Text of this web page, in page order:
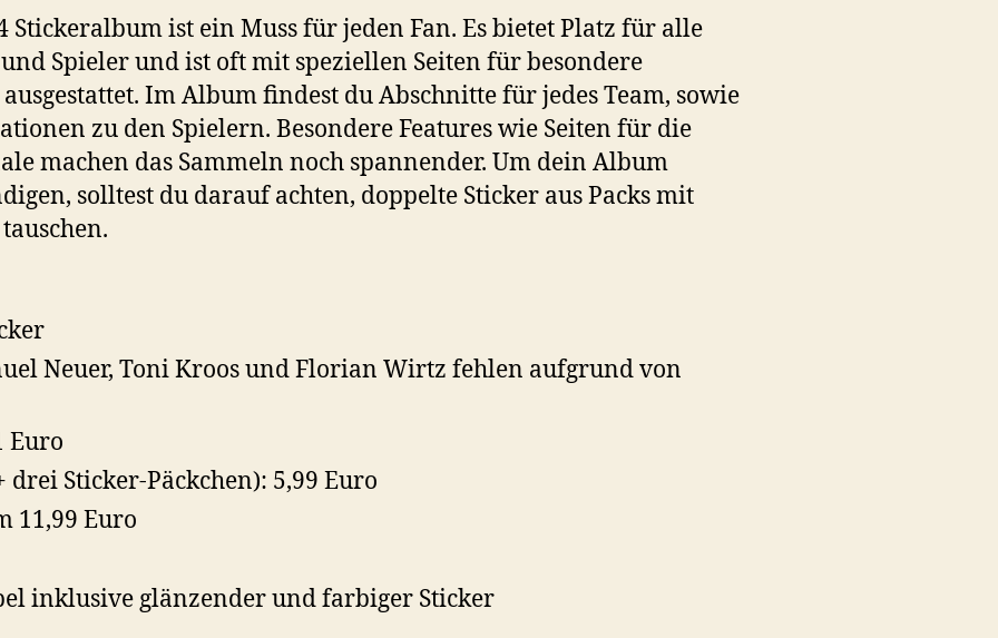
Stickeralbum ist ein Muss für jeden Fan. Es bietet Platz für alle
Spieler und ist oft mit speziellen Seiten für besondere
Im Album findest du Abschnitte für jedes Team, sowie
zu den Spielern. Besondere Features wie Seiten für die
machen das Sammeln noch spannender. Um dein Album
solltest du darauf achten, doppelte Sticker aus Packs mit
Neuer, Toni Kroos und Florian Wirtz fehlen aufgrund von
Euro
Sticker-Päckchen): 5,99 Euro
11,99 Euro